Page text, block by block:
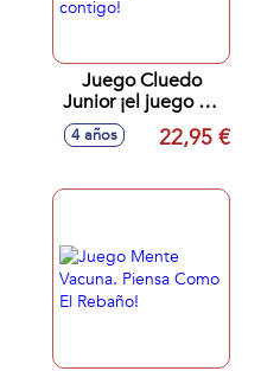
Juego Cluedo
Junior ¡el juego de
misterio que crece
contigo!
4 años 22,95 €